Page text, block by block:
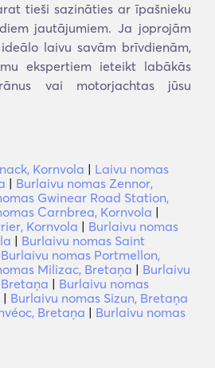
tieši sazināties ar īpašnieku
jautājumiem. Ja joprojām
laivu savām brīvdienām,
ekspertiem ieteikt labākās
vai motorjachtas jūsu
Kornvola | Laivu nomas
| Burlaivu nomas Zennor,
Gwinear Road Station,
Carnbrea, Kornvola |
Kornvola | Burlaivu nomas
| Burlaivu nomas Saint
Burlaivu nomas Portmellon,
Milizac, Bretaņa | Burlaivu
| Burlaivu nomas
| Burlaivu nomas Sizun, Bretaņa
Bretaņa | Burlaivu nomas